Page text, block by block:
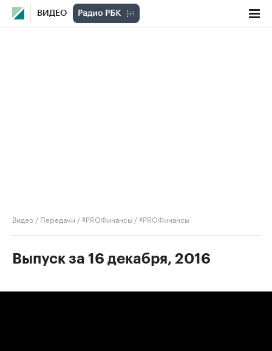
ВИДЕО
Видео / Передачи /#PROФинансы /#PROФинансы
Выпуск за 16 декабря, 2016